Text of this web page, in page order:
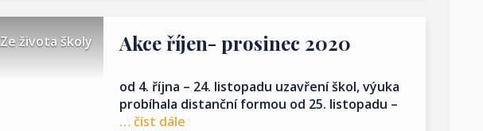
Ze života školy Akce říjen- prosinec 2020
od 4. října – 24. listopadu uzavření škol, výuka
probíhala distanční formou od 25. listopadu –
… číst dále